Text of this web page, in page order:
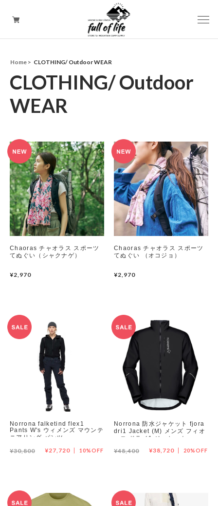
CAMPING GOODS
CLOTHING/ Outdoor WEAR
Home CLOTHING/ Outdoor WEAR
CLOTHING/ Outdoor
WEAR
Chaoras チャオラス スポーツ
てぬぐい（シャクナゲ）
¥2,970
Chaoras チャオラス スポーツ
てぬぐい （オコジョ）
¥2,970
Norrona falketind flex1
Pants W's ウィメンズ マウンテ
ニアリング パンツ
10%OFF
¥30,800 ¥27,720
Norrona 防水ジャケット fjora
dri1 Jacket (M) メンズ フィオ
ーロ ドライ1 ジャケット
20%OFF
¥48,400 ¥38,720